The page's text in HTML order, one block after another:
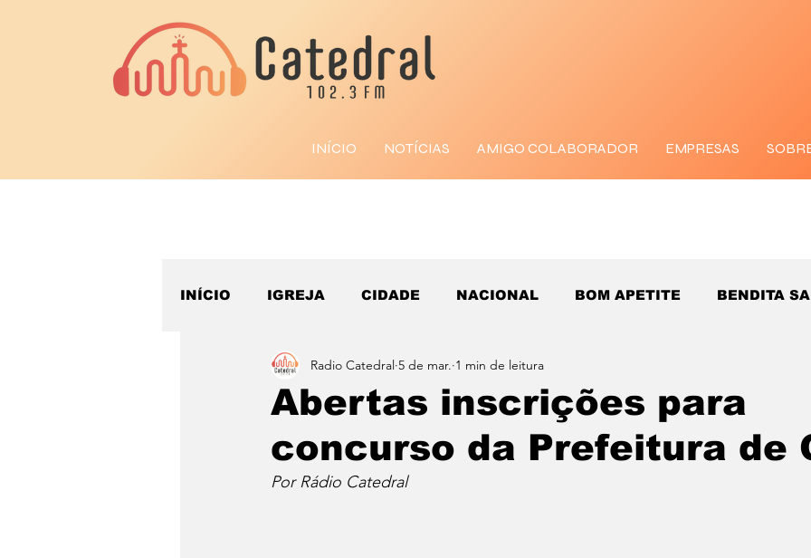
INÍCIO NOTÍCIAS AMIGO COLABORADOR EMPRESAS
INÍCIO IGREJA CIDADE NACIONAL BOM APETITE BENDITA
ESPORTE
Abertas inscrições para
concurso da Prefeitura de
Radio Catedral 5 de mar. 1 min de leitura
Por Rádio Catedral